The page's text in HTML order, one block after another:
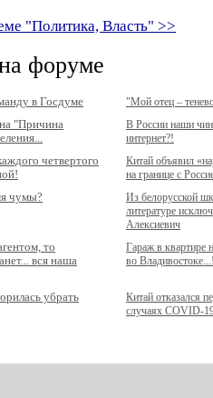
"Политика, Власть" >>
форуме
в Госдуме
"Мой отец –
"Причина
В России наши
интернет?!
четвертого
Китай объявил
на границе с
чумы?
Из белорусской
литературе
Алексиевич
то
вся наша
Гараж в
во
убрать
Китай отказался
случаях COVID-